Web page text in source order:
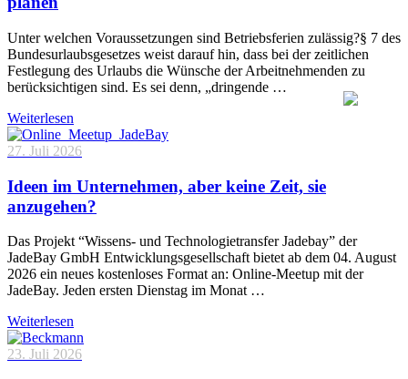
Unter welchen Voraussetzungen sind Betriebsferien zulässig?§ 7 des
Bundesurlaubsgesetzes weist darauf hin, dass bei der zeitlichen
Festlegung des Urlaubs die Wünsche der Arbeitnehmenden zu
berücksichtigen sind. Es sei denn, „dringende …
Weiterlesen
27. Juli 2026
Ideen im Unternehmen, aber keine Zeit, sie
anzugehen?
Das Projekt “Wissens- und Technologietransfer Jadebay” der
JadeBay GmbH Entwicklungsgesellschaft bietet ab dem 04. August
2026 ein neues kostenloses Format an: Online-Meetup mit der
JadeBay. Jeden ersten Dienstag im Monat …
Weiterlesen
23. Juli 2026